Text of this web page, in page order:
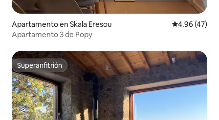
Apartamento en Skala Eresou Calificación
4.96 (47)
Apartamento 3 de Popy
Superanfitrión
Superanfitrión